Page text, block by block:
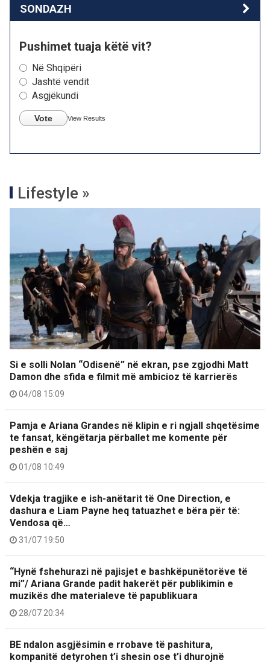
SONDAZH
Pushimet tuaja këtë vit?
Në Shqipëri
Jashtë vendit
Asgjëkundi
Vote View Results
Lifestyle »
Si e solli Nolan “Odisenë” në ekran, pse zgjodhi Matt
Damon dhe sfida e filmit më ambicioz të karrierës
04/08 15:09
Pamja e Ariana Grandes në klipin e ri ngjall shqetësime
te fansat, këngëtarja përballet me komente për
peshën e saj
01/08 10:49
Vdekja tragjike e ish-anëtarit të One Direction, e
dashura e Liam Payne heq tatuazhet e bëra për të:
Vendosa që…
31/07 19:50
“Hynë fshehurazi në pajisjet e bashkëpunëtorëve të
mi”/ Ariana Grande padit hakerët për publikimin e
muzikës dhe materialeve të papublikuara
28/07 20:34
BE ndalon asgjësimin e rrobave të pashitura,
kompanitë detyrohen t’i shesin ose t’i dhurojnë